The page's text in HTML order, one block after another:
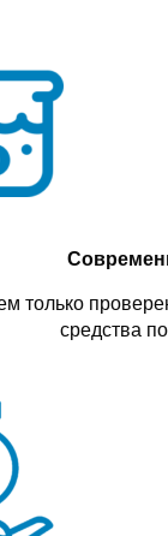
только
средства